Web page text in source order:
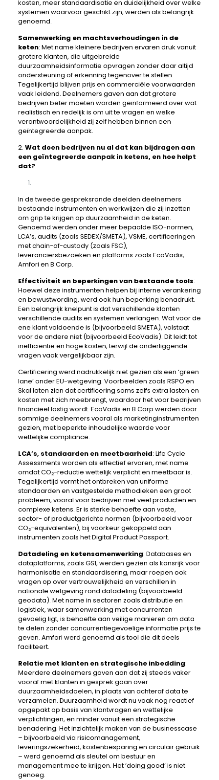
kosten, meer standaardisatie en duidelijkheid over welke
systemen waarvoor geschikt zijn, werden als belangrijk
genoemd.
Samenwerking en machtsverhoudingen in de
keten: Met name kleinere bedrijven ervaren druk vanuit
grotere klanten, die uitgebreide
duurzaamheidsinformatie opvragen zonder daar altijd
ondersteuning of erkenning tegenover te stellen.
Tegelijkertijd blijven prijs en commerciële voorwaarden
vaak leidend. Deelnemers gaven aan dat grotere
bedrijven beter moeten worden geïnformeerd over wat
realistisch en redelijk is om uit te vragen en welke
verantwoordelijkheid zij zelf hebben binnen een
geïntegreerde aanpak.
2. Wat doen bedrijven nu al dat kan bijdragen aan
een geïntegreerde aanpak in ketens, en hoe helpt
dat?
In de tweede gespreksronde deelden deelnemers
bestaande instrumenten en werkwijzen die zij inzetten
om grip te krijgen op duurzaamheid in de keten.
Genoemd werden onder meer bepaalde ISO-normen,
LCA’s, audits (zoals SEDEX/SMETA), VSME, certificeringen
met chain-of-custody (zoals FSC),
leveranciersbezoeken en platforms zoals EcoVadis,
Amfori en B Corp.
Effectiviteit en beperkingen van bestaande tools:
Hoewel deze instrumenten helpen bij interne verankering
en bewustwording, werd ook hun beperking benadrukt.
Een belangrijk knelpunt is dat verschillende klanten
verschillende audits en systemen verlangen. Wat voor de
ene klant voldoende is (bijvoorbeeld SMETA), volstaat
voor de andere niet (bijvoorbeeld EcoVadis). Dit leidt tot
inefficiëntie en hoge kosten, terwijl de onderliggende
vragen vaak vergelijkbaar zijn.
Certificering werd nadrukkelijk niet gezien als een ‘green
lane’ onder EU-wetgeving. Voorbeelden zoals RSPO en
Skal laten zien dat certificering soms zelfs extra lasten en
kosten met zich meebrengt, waardoor het voor bedrijven
financieel lastig wordt. EcoVadis en B Corp werden door
sommige deelnemers vooral als marketinginstrumenten
gezien, met beperkte inhoudelijke waarde voor
wettelijke compliance.
LCA’s, standaarden en meetbaarheid: Life Cycle
Assessments worden als effectief ervaren, met name
omdat CO₂-reductie wettelijk verplicht en meetbaar is.
Tegelijkertijd vormt het ontbreken van uniforme
standaarden en vastgestelde methodieken een groot
probleem, vooral voor bedrijven met veel producten en
complexe ketens. Er is sterke behoefte aan vaste,
sector- of productgerichte normen (bijvoorbeeld voor
CO₂-equivalenten), bij voorkeur gekoppeld aan
instrumenten zoals het Digital Product Passport.
Datadeling en ketensamenwerking: Databases en
dataplatforms, zoals GS1, werden gezien als kansrijk voor
harmonisatie en standaardisering, maar roepen ook
vragen op over vertrouwelijkheid en verschillen in
nationale wetgeving rond datadeling (bijvoorbeeld
geodata). Met name in sectoren zoals distributie en
logistiek, waar samenwerking met concurrenten
gevoelig ligt, is behoefte aan veilige manieren om data
te delen zonder concurrentiegevoelige informatie prijs te
geven. Amfori werd genoemd als tool die dit deels
faciliteert.
Relatie met klanten en strategische inbedding:
Meerdere deelnemers gaven aan dat zij steeds vaker
vooraf met klanten in gesprek gaan over
duurzaamheidsdoelen, in plaats van achteraf data te
verzamelen. Duurzaamheid wordt nu vaak nog reactief
opgepakt op basis van klantvragen en wettelijke
verplichtingen, en minder vanuit een strategische
benadering. Het inzichtelijk maken van de businesscase
– bijvoorbeeld via risicomanagement,
leveringszekerheid, kostenbesparing en circulair gebruik
– werd genoemd als sleutel om bestuur en
management mee te krijgen. Het ‘doing good’ is niet
genoeg.